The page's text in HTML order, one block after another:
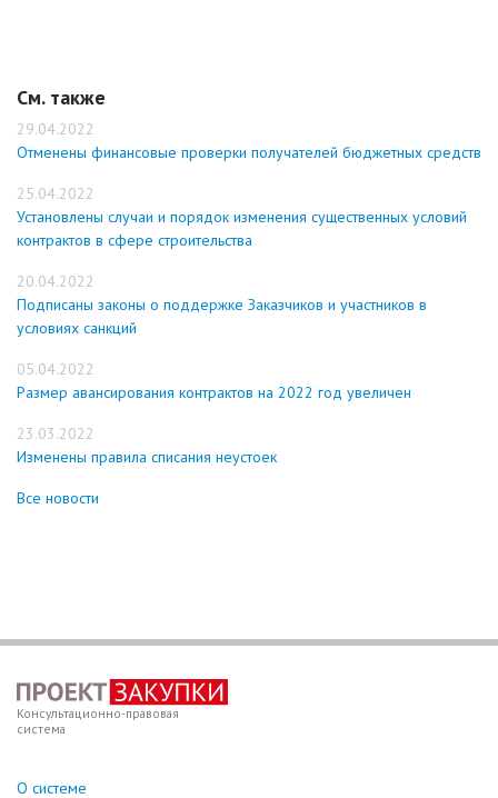
См. также
29.04.2022
Отменены финансовые проверки получателей бюджетных средств
25.04.2022
Установлены случаи и порядок изменения существенных условий
контрактов в сфере строительства
20.04.2022
Подписаны законы о поддержке Заказчиков и участников в
условиях санкций
05.04.2022
Размер авансирования контрактов на 2022 год увеличен
23.03.2022
Изменены правила списания неустоек
Все новости
Консультационно-правовая
система
О системе